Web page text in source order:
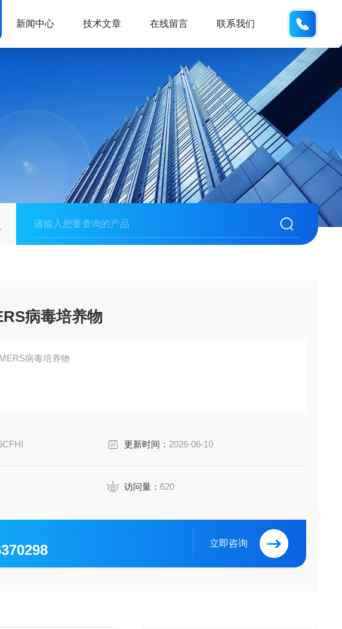
新闻中心 技术文章 在线留言 联系我们
病毒培养物
病毒培养物
更新时间： 2026-06-10
访问量： 620
立即咨询